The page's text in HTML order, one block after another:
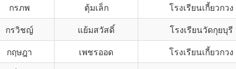
กรภพ ตุ้มเล็ก โรงเรียนเกี้ยวกวง
กรวิชญ์ แย้มสวัสดิ์ โรงเรียนวัดกุยบุรี
กฤษฎา เพชรออด โรงเรียนเกี้ยวกวง